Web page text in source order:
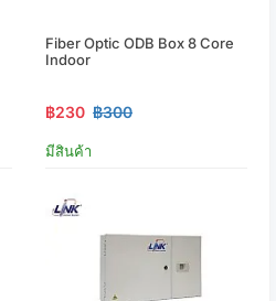
Fiber Optic ODB Box 8 Core
Indoor
฿230 ฿300
มีสินค้า